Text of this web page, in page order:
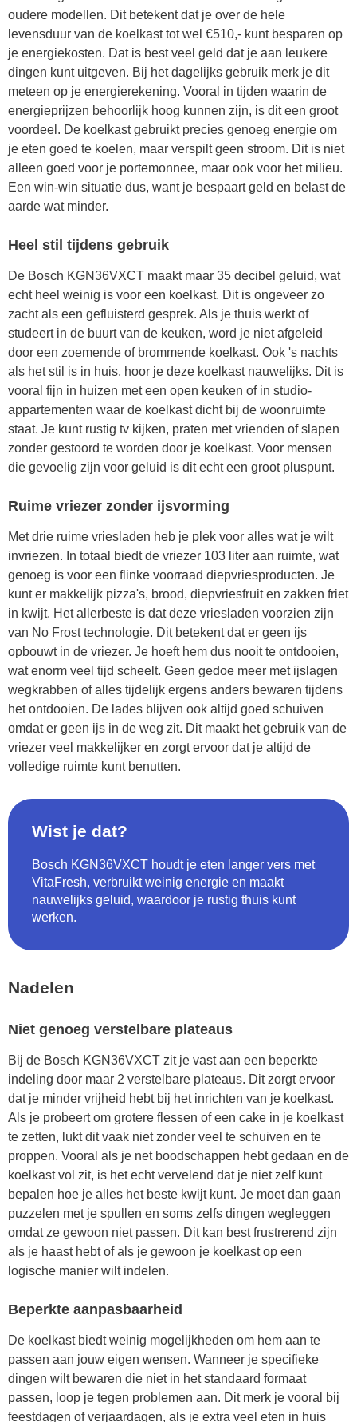
oudere modellen. Dit betekent dat je over de hele
levensduur van de koelkast tot wel €510,- kunt besparen op
je energiekosten. Dat is best veel geld dat je aan leukere
dingen kunt uitgeven. Bij het dagelijks gebruik merk je dit
meteen op je energierekening. Vooral in tijden waarin de
energieprijzen behoorlijk hoog kunnen zijn, is dit een groot
voordeel. De koelkast gebruikt precies genoeg energie om
je eten goed te koelen, maar verspilt geen stroom. Dit is niet
alleen goed voor je portemonnee, maar ook voor het milieu.
Een win-win situatie dus, want je bespaart geld en belast de
aarde wat minder.
Heel stil tijdens gebruik
De Bosch KGN36VXCT maakt maar 35 decibel geluid, wat
echt heel weinig is voor een koelkast. Dit is ongeveer zo
zacht als een gefluisterd gesprek. Als je thuis werkt of
studeert in de buurt van de keuken, word je niet afgeleid
door een zoemende of brommende koelkast. Ook 's nachts
als het stil is in huis, hoor je deze koelkast nauwelijks. Dit is
vooral fijn in huizen met een open keuken of in studio-
appartementen waar de koelkast dicht bij de woonruimte
staat. Je kunt rustig tv kijken, praten met vrienden of slapen
zonder gestoord te worden door je koelkast. Voor mensen
die gevoelig zijn voor geluid is dit echt een groot pluspunt.
Ruime vriezer zonder ijsvorming
Met drie ruime vriesladen heb je plek voor alles wat je wilt
invriezen. In totaal biedt de vriezer 103 liter aan ruimte, wat
genoeg is voor een flinke voorraad diepvriesproducten. Je
kunt er makkelijk pizza's, brood, diepvriesfruit en zakken friet
in kwijt. Het allerbeste is dat deze vriesladen voorzien zijn
van No Frost technologie. Dit betekent dat er geen ijs
opbouwt in de vriezer. Je hoeft hem dus nooit te ontdooien,
wat enorm veel tijd scheelt. Geen gedoe meer met ijslagen
wegkrabben of alles tijdelijk ergens anders bewaren tijdens
het ontdooien. De lades blijven ook altijd goed schuiven
omdat er geen ijs in de weg zit. Dit maakt het gebruik van de
vriezer veel makkelijker en zorgt ervoor dat je altijd de
volledige ruimte kunt benutten.
Wist je dat?
Bosch KGN36VXCT houdt je eten langer vers met
VitaFresh, verbruikt weinig energie en maakt
nauwelijks geluid, waardoor je rustig thuis kunt
werken.
Nadelen
Niet genoeg verstelbare plateaus
Bij de Bosch KGN36VXCT zit je vast aan een beperkte
indeling door maar 2 verstelbare plateaus. Dit zorgt ervoor
dat je minder vrijheid hebt bij het inrichten van je koelkast.
Als je probeert om grotere flessen of een cake in je koelkast
te zetten, lukt dit vaak niet zonder veel te schuiven en te
proppen. Vooral als je net boodschappen hebt gedaan en de
koelkast vol zit, is het echt vervelend dat je niet zelf kunt
bepalen hoe je alles het beste kwijt kunt. Je moet dan gaan
puzzelen met je spullen en soms zelfs dingen wegleggen
omdat ze gewoon niet passen. Dit kan best frustrerend zijn
als je haast hebt of als je gewoon je koelkast op een
logische manier wilt indelen.
Beperkte aanpasbaarheid
De koelkast biedt weinig mogelijkheden om hem aan te
passen aan jouw eigen wensen. Wanneer je specifieke
dingen wilt bewaren die niet in het standaard formaat
passen, loop je tegen problemen aan. Dit merk je vooral bij
feestdagen of verjaardagen, als je extra veel eten in huis